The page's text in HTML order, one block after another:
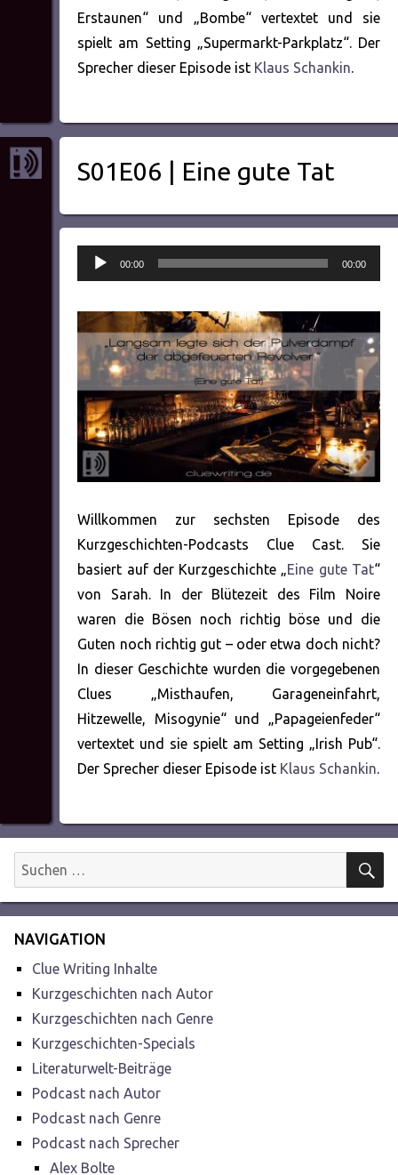
Erstaunen“ und „Bombe“ vertextet und sie
spielt am Setting „Supermarkt-Parkplatz“. Der
Sprecher dieser Episode ist Klaus Schankin.
S01E06 | Eine gute Tat
Audio-
Player
00:00 00:00
Willkommen zur sechsten Episode des
Kurzgeschichten-Podcasts Clue Cast. Sie
basiert auf der Kurzgeschichte „Eine gute Tat“
von Sarah. In der Blütezeit des Film Noire
waren die Bösen noch richtig böse und die
Guten noch richtig gut – oder etwa doch nicht?
In dieser Geschichte wurden die vorgegebenen
Clues „Misthaufen, Garageneinfahrt,
Hitzewelle, Misogynie“ und „Papageienfeder“
vertextet und sie spielt am Setting „Irish Pub“.
Der Sprecher dieser Episode ist Klaus Schankin.
Suchen
nach:
NAVIGATION
Clue Writing Inhalte
Kurzgeschichten nach Autor
Kurzgeschichten nach Genre
Kurzgeschichten-Specials
Literaturwelt-Beiträge
Podcast nach Autor
Podcast nach Genre
Podcast nach Sprecher
Alex Bolte